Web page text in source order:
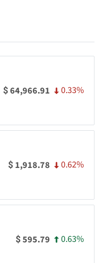
$64,966.91 0.33%
$ 1,918.78 0.62%
$595.79 0.63%